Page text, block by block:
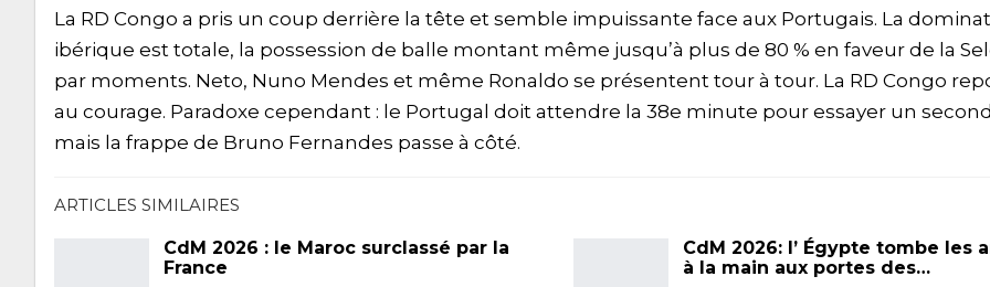
La RD Congo a pris un coup derrière la tête et semble impuissante face aux Portugais. La
ibérique est totale, la possession de balle montant même jusqu’à plus de 80 % en faveur de la
par moments. Neto, Nuno Mendes et même Ronaldo se présentent tour à tour. La RD Congo
au courage. Paradoxe cependant : le Portugal doit attendre la 38e minute pour essayer un
mais la frappe de Bruno Fernandes passe à côté.
ARTICLES SIMILAIRES
CdM 2026 : le Maroc surclassé par la
France
CdM 2026: l’ Égypte tombe les
à la main aux portes des…